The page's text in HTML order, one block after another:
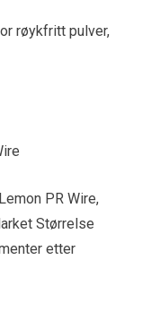
røykfritt pulver,
PR Wire,
Størrelse
etter